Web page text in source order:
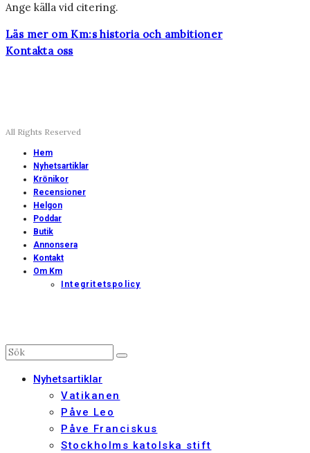
Ange källa vid citering.
Läs mer om Km:s historia och ambitioner
Kontakta oss
All Rights Reserved
Hem
Nyhetsartiklar
Krönikor
Recensioner
Helgon
Poddar
Butik
Annonsera
Kontakt
Om Km
Integritetspolicy
Nyhetsartiklar
Vatikanen
Påve Leo
Påve Franciskus
Stockholms katolska stift